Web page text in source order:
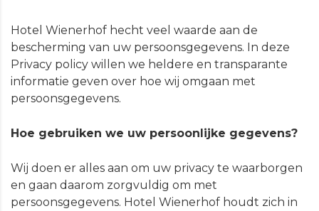
Hotel Wienerhof hecht veel waarde aan de
bescherming van uw persoonsgegevens. In deze
Privacy policy willen we heldere en transparante
informatie geven over hoe wij omgaan met
persoonsgegevens.
Hoe gebruiken we uw persoonlijke gegevens?
Wij doen er alles aan om uw privacy te waarborgen
en gaan daarom zorgvuldig om met
persoonsgegevens. Hotel Wienerhof houdt zich in